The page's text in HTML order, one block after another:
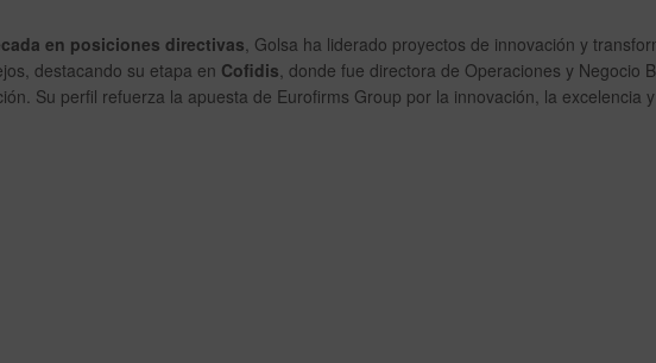
en posiciones directivas, Golsa ha liderado proyectos de innovación y
destacando su etapa en Cofidis, donde fue directora de Operaciones y Negocio
Su perfil refuerza la apuesta de Eurofirms Group por la innovación, la excelencia